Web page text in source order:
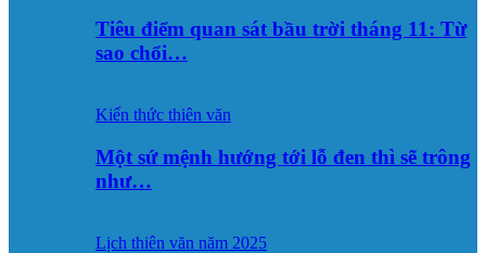
Tiêu điểm quan sát bầu trời tháng 11: Từ
sao chổi…
Kiến thức thiên văn
Một sứ mệnh hướng tới lỗ đen thì sẽ trông
như…
Lịch thiên văn năm 2025